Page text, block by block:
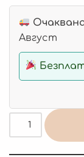
Август